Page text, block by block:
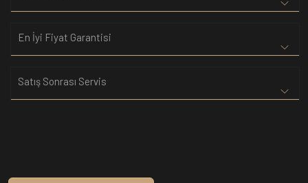
En İyi Fiyat Garantisi
Satış Sonrası Servis